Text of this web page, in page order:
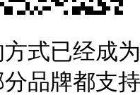
式已经成
品牌都支